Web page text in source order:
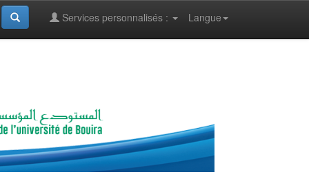
Langue
Services personnalisés :